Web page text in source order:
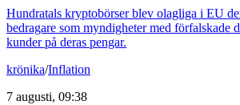
Hundratals kryptobörser blev olagliga i EU
bedragare som myndigheter med förfalskade
kunder på deras pengar.
krönika/Inflation
7 augusti, 09:38